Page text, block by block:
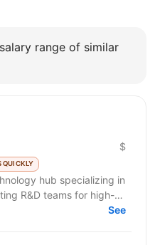
range of similar
QUICKLY
$
hub specializing in
R&D teams for high-
in a wide...
See